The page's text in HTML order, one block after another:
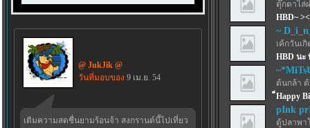
@ JukJik @
วันที่มอบของ 9 เม.ย. 54
เติมความสดชื่นยามร้อนจ้า สงกรานต์นี้ไปเที่ยว
ตุ๊กตาไล่
HBD~
~
เค้กวันเ
HBD นะ
ต้นกล้า
Happy
pInk
ตู้ปลาพา